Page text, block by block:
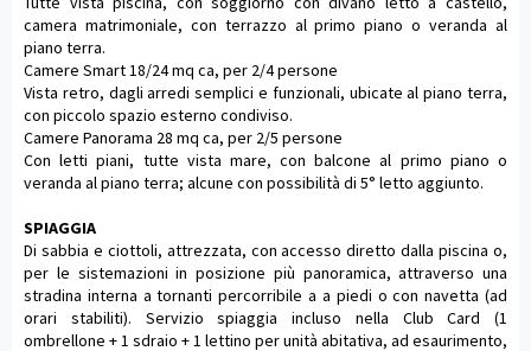
camera matrimoniale, con terrazzo al primo piano o veranda al
piano terra.
Camere Smart 18/24 mq ca, per 2/4 persone
Vista retro, dagli arredi semplici e funzionali, ubicate al piano terra,
con piccolo spazio esterno condiviso.
Camere Panorama 28 mq ca, per 2/5 persone
Con letti piani, tutte vista mare, con balcone al primo piano o
veranda al piano terra; alcune con possibilità di 5° letto aggiunto.
SPIAGGIA
Di sabbia e ciottoli, attrezzata, con accesso diretto dalla piscina o,
per le sistemazioni in posizione più panoramica, attraverso una
stradina interna a tornanti percorribile a a piedi o con navetta (ad
orari stabiliti). Servizio spiaggia incluso nella Club Card (1
ombrellone + 1 sdraio + 1 lettino per unità abitativa, ad esaurimento,